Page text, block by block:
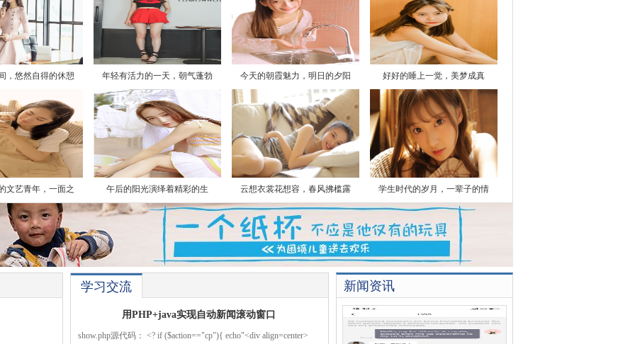
，悠然自得的休憩 年轻有活力的一天，朝气蓬勃 今天的朝霞魅力，明日的夕阳 好好的睡上一觉，美梦成真
文艺青年，一面之 午后的阳光演绎着精彩的生 云想衣裳花想容，春风拂槛露 学生时代的岁月，一辈子的情
学习交流
用PHP+java实现自动新闻滚动窗口
show.php源代码： <? if ($action=="cp"){ echo"<div align=center>
新闻资讯